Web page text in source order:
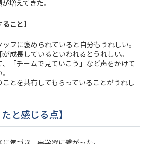
増えてきた。
こと】
フに褒められていると自分もうれしい。
成長しているといわれるとうれしい。
「チームで見ていこう」など声をかけて
とを共有してもらっていることがうれし
と感じる点】
気づき、再学習に繋がった。